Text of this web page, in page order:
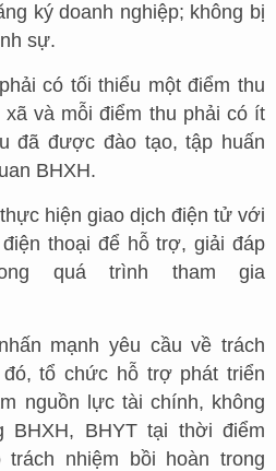
ký doanh nghiệp; không bị
sự.
có tối thiểu một điểm thu
xã và mỗi điểm thu phải có ít
đã được đào tạo, tập huấn
BHXH.
hiện giao dịch điện tử với
thoại để hỗ trợ, giải đáp
quá trình tham gia
mạnh yêu cầu về trách
tổ chức hỗ trợ phát triển
nguồn lực tài chính, không
BHXH, BHYT tại thời điểm
nhiệm bồi hoàn trong